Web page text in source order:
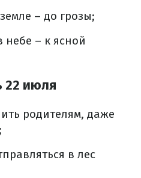
– до грозы;
небе – к ясной
22 июля
родителям, даже
в лес